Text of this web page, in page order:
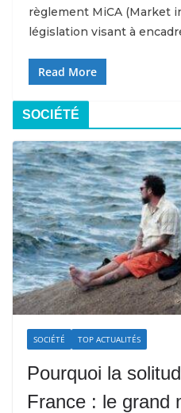
règlement MiCA (Market
législation visant à
Read More
SOCIÉTÉ
SOCIÉTÉ TOP ACTUALITÉS
Pourquoi la
France : le grand